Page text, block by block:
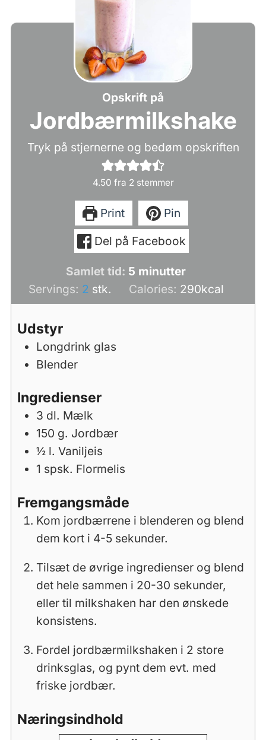
Opskrift på
Jordbærmilkshake
Tryk på stjernerne og bedøm opskriften
4.50 fra 2stemmer
Print
Pin
Del på Facebook
Samlet tid: 5 minutter
minutter
Servings: 2 stk. Calories: 290kcal
Udstyr
Longdrink glas
Blender
Ingredienser
3 dl. Mælk
150 g. Jordbær
½ l. Vaniljeis
1 spsk. Flormelis
Fremgangsmåde
Kom jordbærrene i blenderen og blend
dem kort i 4-5 sekunder.
Tilsæt de øvrige ingredienser og blend
det hele sammen i 20-30 sekunder,
eller til milkshaken har den ønskede
konsistens.
Fordel jordbærmilkshaken i 2 store
drinksglas, og pynt dem evt. med
friske jordbær.
Næringsindhold